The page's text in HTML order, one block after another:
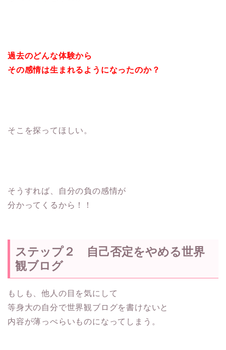
過去のどんな体験から
その感情は生まれるようになったのか？
そこを探ってほしい。
そうすれば、自分の負の感情が
分かってくるから！！
ステップ２ 自己否定をやめる世界
観ブログ
もしも、他人の目を気にして
等身大の自分で世界観ブログを書けないと
内容が薄っぺらいものになってしまう。